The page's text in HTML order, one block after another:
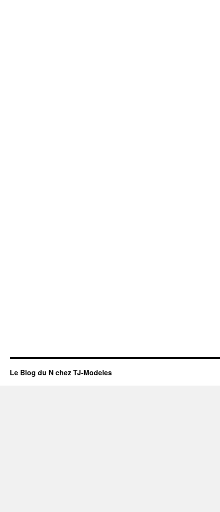
Le Blog du N chez TJ-Modeles